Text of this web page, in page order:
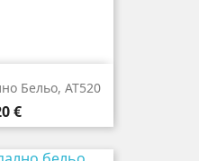
Бельо, AT520
€